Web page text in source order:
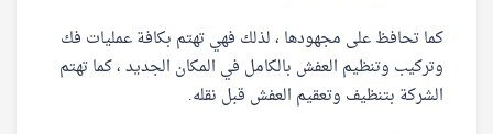
كما تحافظ على مجهودها ، لذلك فهي تهتم بكافة عمليات فك
وتركيب وتنظيم العفش بالكامل في المكان الجديد ، كما تهتم
الشركة بتنظيف وتعقيم العفش قبل نقله.